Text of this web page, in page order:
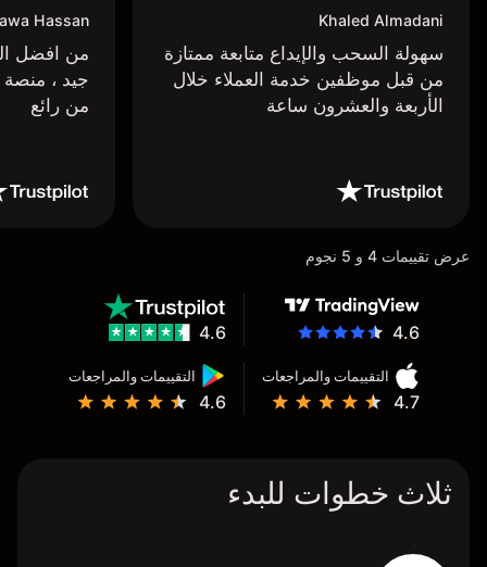
Khaled Almadani
سهولة السحب والإيداع متابعة ممتازة
من قبل موظفين خدمة العملاء خلال
الأربعة والعشرون ساعة
Hassan
من افضل
جيد ،
من رائع
عرض تقييمات 4 و 5 نجوم
4.6
التقييمات والمراجعات
4.7
التقييمات والمراجعات
4.6
4.6
ثلاث خطوات للبدء